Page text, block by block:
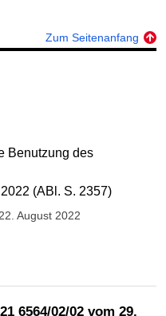
Zum Seitenanfang
Benutzung des
(ABl. S. 2357)
August 2022
6564/02/02 vom 29.